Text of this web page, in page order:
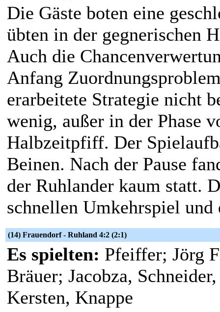
Die Gäste boten eine
übten in der gegnerischen
Auch die
Anfang
erarbeitete Strategie nicht
wenig, außer in der Phase
Halbzeitpfiff. Der
Beinen. Nach der Pause
der Ruhlander kaum statt.
schnellen Umkehrspiel
(14) Frauendorf - Ruhland 4:2 (2:1)
Es spielten: Pfeiffer; Jörg
Bräuer; Jacobza,
Kersten, Knappe